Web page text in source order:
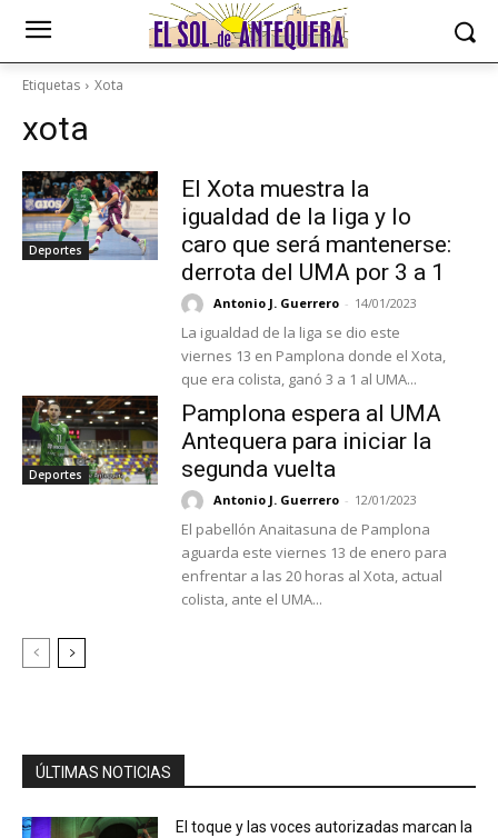
Etiquetas Xota
xota
Deportes
El Xota muestra la
igualdad de la liga y lo
caro que será mantenerse:
derrota del UMA por 3 a 1
Antonio J. Guerrero - 14/01/2023
La igualdad de la liga se dio este
viernes 13 en Pamplona donde el Xota,
que era colista, ganó 3 a 1 al UMA...
Deportes
Pamplona espera al UMA
Antequera para iniciar la
segunda vuelta
Antonio J. Guerrero - 12/01/2023
El pabellón Anaitasuna de Pamplona
aguarda este viernes 13 de enero para
enfrentar a las 20 horas al Xota, actual
colista, ante el UMA...
ÚLTIMAS NOTICIAS
El toque y las voces autorizadas marcan la